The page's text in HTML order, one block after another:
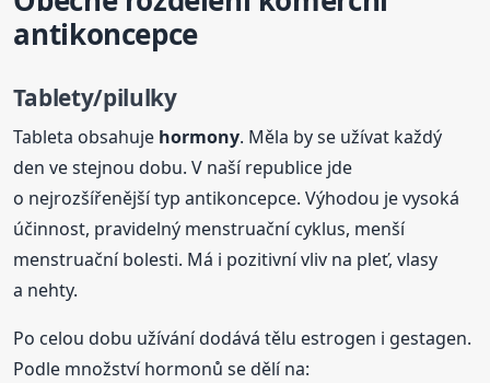
antikoncepce
Tablety/pilulky
Tableta obsahuje hormony. Měla by se užívat každý
den ve stejnou dobu. V naší republice jde
o nejrozšířenější typ antikoncepce. Výhodou je vysoká
účinnost, pravidelný menstruační cyklus, menší
menstruační bolesti. Má i pozitivní vliv na pleť, vlasy
a nehty.
Po celou dobu užívání dodává tělu estrogen i gestagen.
Podle množství hormonů se dělí na: